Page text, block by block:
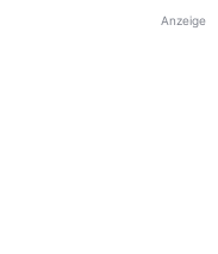
Anzeige